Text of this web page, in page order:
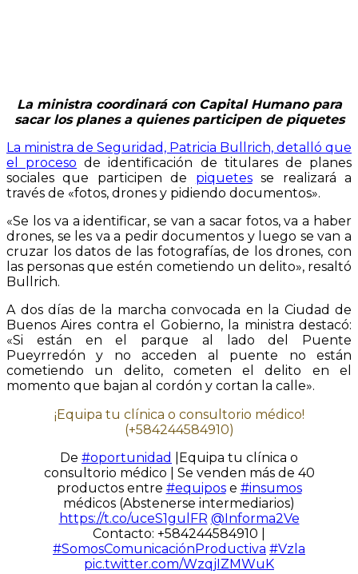
La ministra coordinará con Capital Humano para
sacar los planes a quienes participen de piquetes
La ministra de Seguridad, Patricia Bullrich, detalló que
el proceso de identificación de titulares de planes
sociales que participen de piquetesse realizará a
través de «fotos, drones y pidiendo documentos».
«Se los va a identificar, se van a sacar fotos, va a haber
drones, se les va a pedir documentos y luego se van a
cruzar los datos de las fotografías, de los drones, con
las personas que estén cometiendo un delito», resaltó
Bullrich.
A dos días de la marcha convocada en la Ciudad de
Buenos Aires contra el Gobierno, la ministra destacó:
«Si están en el parque al lado del Puente
Pueyrredón y no acceden al puente no están
cometiendo un delito, cometen el delito en el
momento que bajan al cordón y cortan la calle».
¡Equipa tu clínica o consultorio médico!
(+584244584910)
De #oportunidad
|Equipa tu clínica o
consultorio médico | Se venden más de 40
productos entre #equipose #insumos
médicos (Abstenerse intermediarios)
https://t.co/uceS1gulFR @Informa2Ve
Contacto: +584244584910 |
#SomosComunicaciónProductiva #Vzla
pic.twitter.com/WzqjIZMWuK